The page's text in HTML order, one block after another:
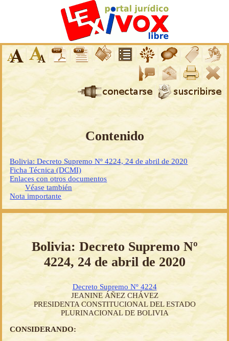
Contenido
Bolivia: Decreto Supremo Nº 4224, 24 de abril de 2020
Ficha Técnica (DCMI)
Enlaces con otros documentos
Véase también
Nota importante
Bolivia: Decreto Supremo Nº
4224, 24 de abril de 2020
Decreto Supremo Nº 4224
JEANINE ÁÑEZ CHÁVEZ
PRESIDENTA CONSTITUCIONAL DEL ESTADO
PLURINACIONAL DE BOLIVIA
CONSIDERANDO: